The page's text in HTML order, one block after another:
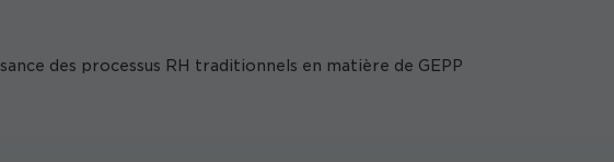
des processus RH traditionnels en matière de GEPP